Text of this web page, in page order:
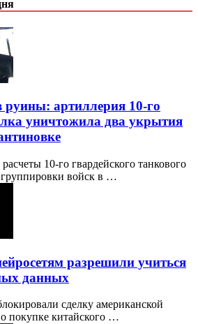
артиллерия 10-го
уничтожила два укрытия
10-го гвардейского танкового
войск в …
разрешили учиться
данных
сделку американской
покупке китайского …